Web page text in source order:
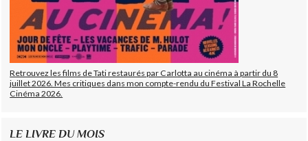
Retrouvez les films de Tati restaurés par Carlotta au cinéma à partir du 8
juillet 2026. Mes critiques dans mon compte-rendu du Festival La Rochelle
Cinéma 2026.
LE LIVRE DU MOIS